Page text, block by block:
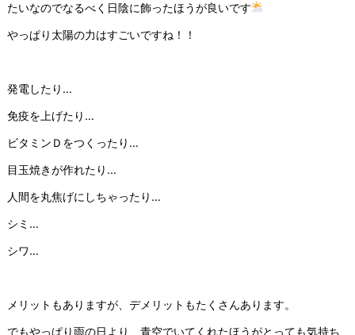
たいなのでなるべく日陰に飾ったほうが良いです
やっぱり太陽の力はすごいですね！！
発電したり…
免疫を上げたり…
ビタミンＤをつくったり…
目玉焼きが作れたり…
人間を丸焦げにしちゃったり…
シミ…
シワ…
メリットもありますが、デメリットもたくさんあります。
でもやっぱり雨の日より、青空でいてくれたほうがとっても気持ち